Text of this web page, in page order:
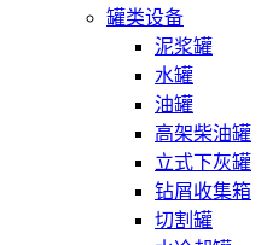
罐类设备
泥浆罐
水罐
油罐
高架柴油罐
立式下灰罐
钻屑收集箱
切割罐